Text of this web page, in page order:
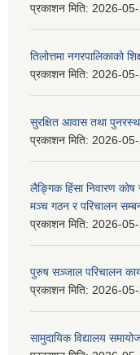
प्रकाशन मिति: 2026-
तिलोत्तमा नगरपालिकाको
प्रकाशन मिति: 2026-
सुरक्षित आवास तथा
प्रकाशन मिति: 2026-
लैङ्गिक हिंसा निवारण कोष
मञ्च गठन र परिचालन
प्रकाशन मिति: 2026-
पुरुष सञ्जाल परिचालन
प्रकाशन मिति: 2026-
सामुदायिक विद्यालय